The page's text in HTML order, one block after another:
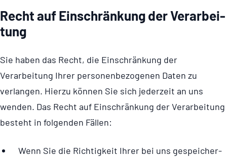
Recht auf Einschrän­kung der Verar­bei­
tung
Sie haben das Recht, die Einschränkung der
Verarbeitung Ihrer perso­nen­be­zo­genen Daten zu
verlangen. Hierzu können Sie sich jederzeit an uns
wenden. Das Recht auf Einschränkung der Verarbeitung
besteht in folgenden Fällen:
Wenn Sie die Rich­tig­keit Ihrer bei uns gespei­cher­